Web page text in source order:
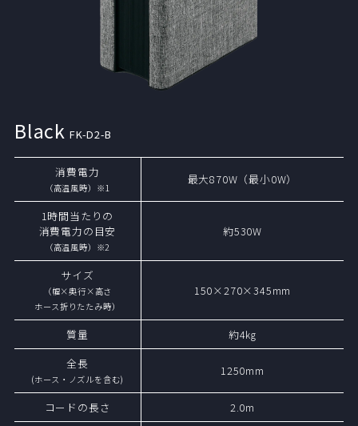
Black FK-D2-B
消費電力
（高温風時）※1
最大870W（最小0W）
1時間当たりの
消費電力の目安
（高温風時）※2
約530W
サイズ
（幅×奥行×高さ
ホース折りたたみ時）
150×270×345mm
質量
約4㎏
全長
(ホース・ノズルを含む)
1250mm
コードの長さ 2.0m